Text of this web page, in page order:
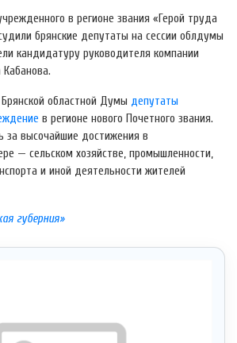
в регионе звания «Герой труда
брянские депутаты на сессии облдумы
кандидатуру руководителя компании
областной Думы депутаты
в регионе нового Почетного звания.
за высочайшие достижения в
— сельском хозяйстве, промышленности,
и иной деятельности жителей
губерния»